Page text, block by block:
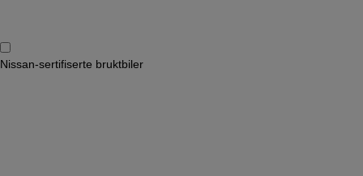
Nissan-sertifiserte bruktbiler